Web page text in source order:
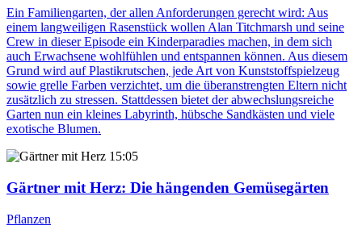
Ein Familiengarten, der allen Anforderungen gerecht wird: Aus
einem langweiligen Rasenstück wollen Alan Titchmarsh und seine
Crew in dieser Episode ein Kinderparadies machen, in dem sich
auch Erwachsene wohlfühlen und entspannen können. Aus diesem
Grund wird auf Plastikrutschen, jede Art von Kunststoffspielzeug
sowie grelle Farben verzichtet, um die überanstrengten Eltern nicht
zusätzlich zu stressen. Stattdessen bietet der abwechslungsreiche
Garten nun ein kleines Labyrinth, hübsche Sandkästen und viele
exotische Blumen.
15:05
Gärtner mit Herz: Die hängenden Gemüsegärten
Pflanzen